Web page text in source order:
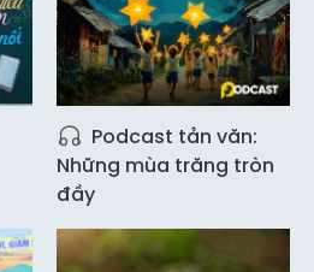
Podcast tản văn:
Những mùa trăng tròn
đầy